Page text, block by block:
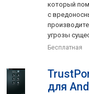
который
с
угрозы
Бесплатная
для